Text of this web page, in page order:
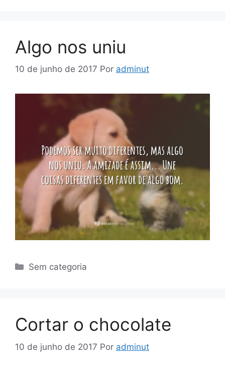
Algo nos uniu
10 de junho de 2017 Por adminut
Categorias
Sem categoria
Cortar o chocolate
10 de junho de 2017 Por adminut